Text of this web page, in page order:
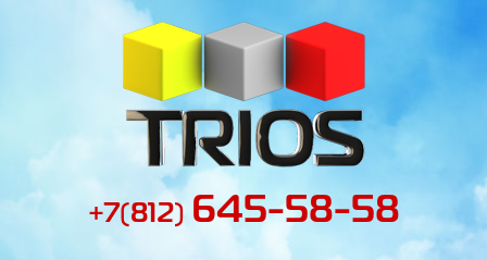
+7(812) 645-58-58